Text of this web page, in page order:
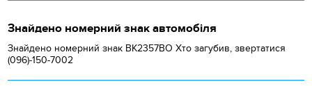
Знайдено номерний знак автомобіля
Знайдено номерний знак ВК2357ВО Хто загубив, звертатися
(096)-150-7002